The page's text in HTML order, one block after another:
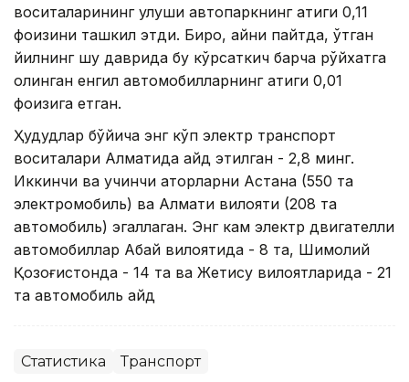
воситаларининг улуши автопаркнинг атиги 0,11
фоизини ташкил этди. Бироқ, айни пайтда, ўтган
йилнинг шу даврида бу кўрсаткич барча рўйхатга
олинган енгил автомобилларнинг атиги 0,01
фоизига етган.
Ҳудудлар бўйича энг кўп электр транспорт
воситалари Алматида қайд этилган - 2,8 минг.
Иккинчи ва учинчи қаторларни Астана (550 та
электромобиль) ва Алмати вилояти (208 та
автомобиль) эгаллаган. Энг кам электр двигателли
автомобиллар Абай вилоятида - 8 та, Шимолий
Қозоғистонда - 14 та ва Жетису вилоятларида - 21
та автомобиль қайд
Статистика Транспорт